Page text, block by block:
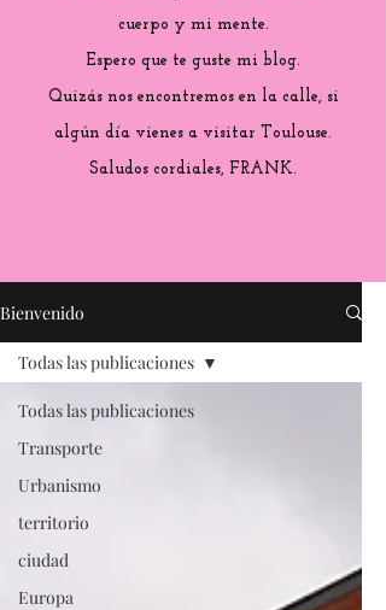
cuerpo y mi mente.
Espero que te guste mi blog.
Quizás nos encontremos en la calle, si
algún día vienes a visitar Toulouse.
Saludos cordiales, FRANK.
Bienvenido
Todas las publicaciones
Transporte
Urbanismo
territorio
ciudad
Europa
Todas las publicaciones